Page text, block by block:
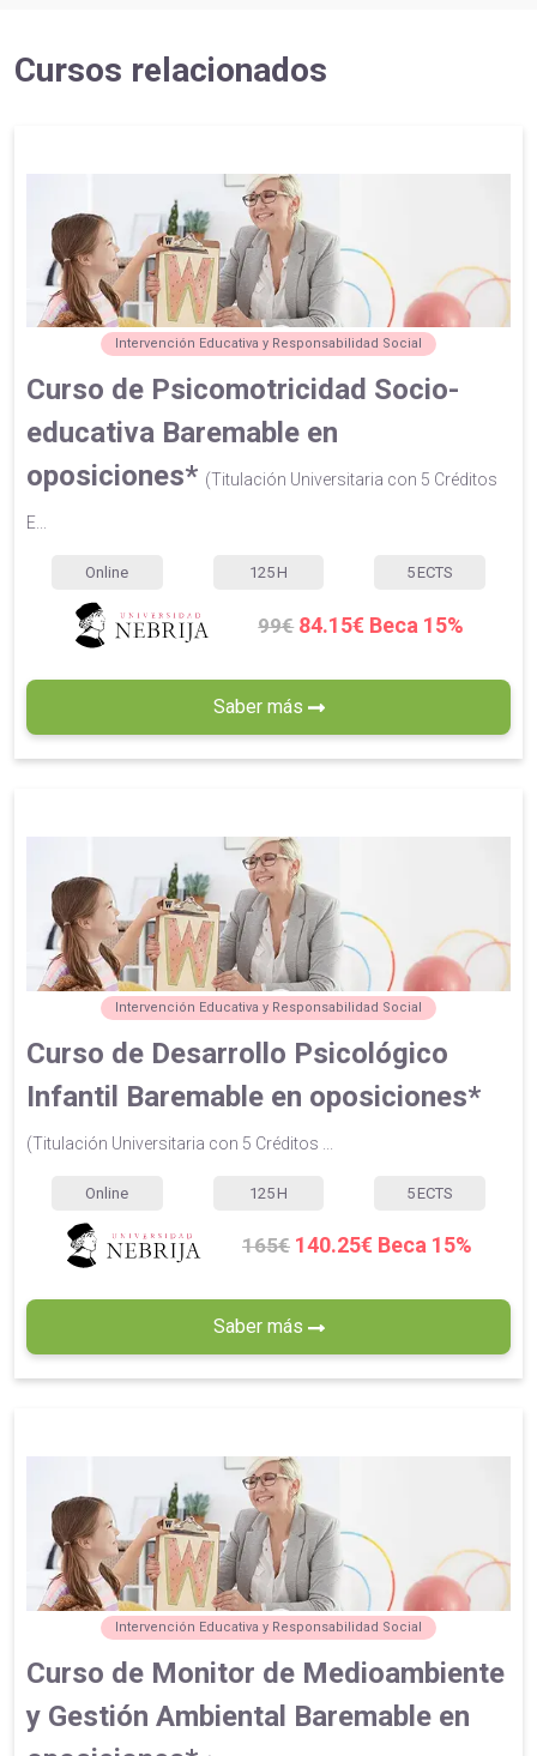
Cursos relacionados
Intervención Educativa y Responsabilidad Social
Curso de Psicomotricidad Socio-
educativa Baremable en
oposiciones* (Titulación Universitaria con 5 Créditos
E...
Online 125 H 5 ECTS
99€ 84.15€ Beca 15%
Saber más
Intervención Educativa y Responsabilidad Social
Curso de Desarrollo Psicológico
Infantil Baremable en oposiciones*
(Titulación Universitaria con 5 Créditos ...
Online 125 H 5 ECTS
165€ 140.25€ Beca 15%
Saber más
Intervención Educativa y Responsabilidad Social
Curso de Monitor de Medioambiente
y Gestión Ambiental Baremable en